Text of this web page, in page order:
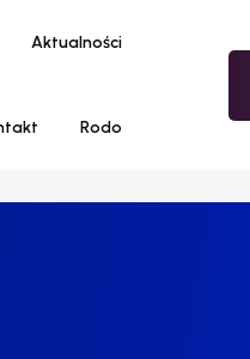
Aktualności
Rodo